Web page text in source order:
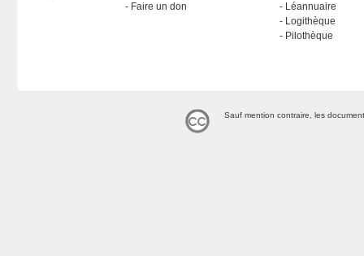
Faire un don
Léannuaire
Logithèque
Pilothèque
Sauf mention contraire, les